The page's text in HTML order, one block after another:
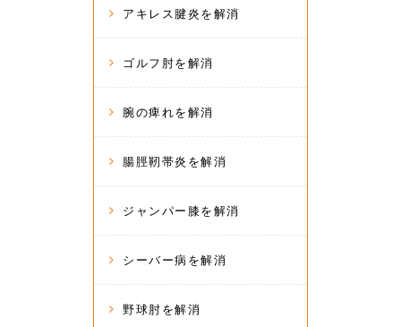
アキレス腱炎を解消
ゴルフ肘を解消
腕の痺れを解消
腸脛靭帯炎を解消
ジャンパー膝を解消
シーバー病を解消
野球肘を解消